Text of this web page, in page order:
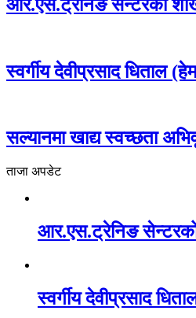
आर.एस.ट्रेनिङ सेन्टरको
स्वर्गीय देवीप्रसाद धिताल
सल्यानमा खाद्य स्वच्छता
ताजा अपडेट
आर.एस.ट्रेनिङ
स्वर्गीय देवीप्रसाद